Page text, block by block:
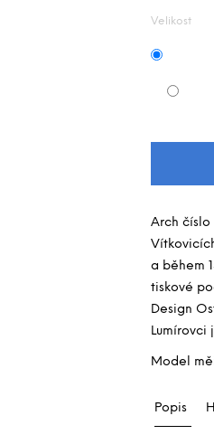
Arch číslo
a během
tiskové
Design
Lumírovci
Model
Velikost
Popis